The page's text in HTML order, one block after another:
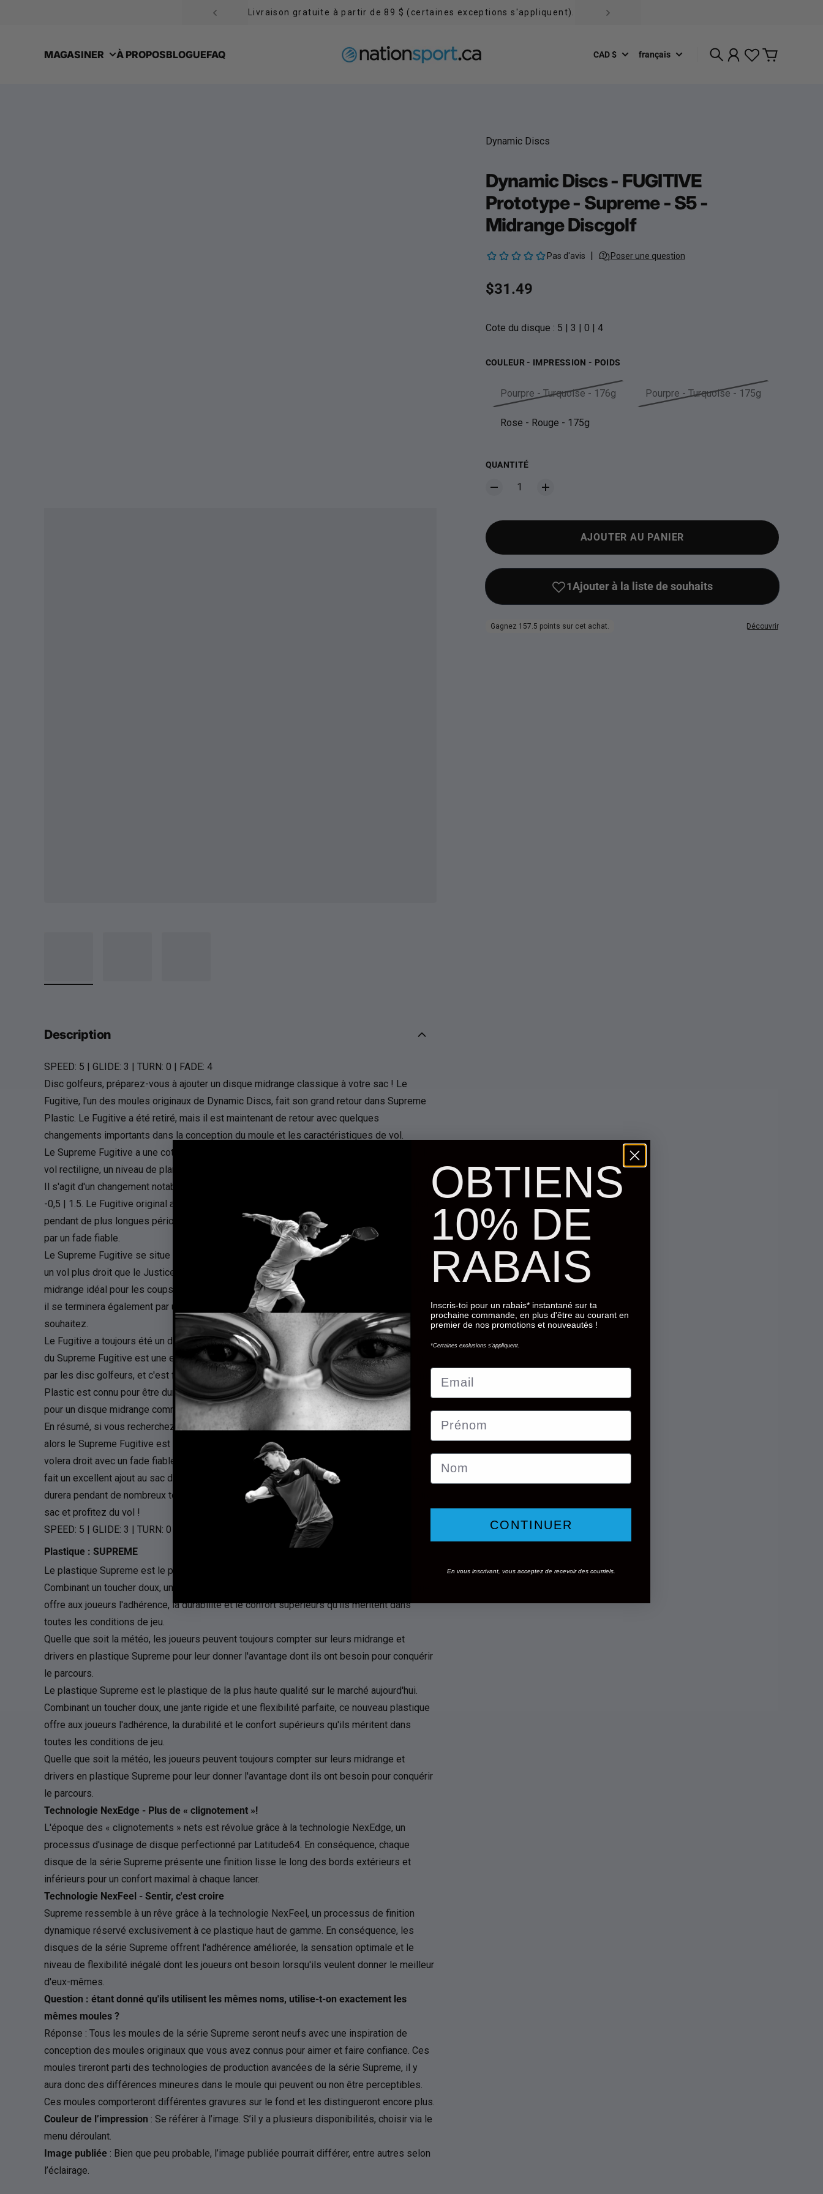
Livraison gratuite à partir de 89 $ (certaines exceptions s'appliquent).
MAGASINER À PROPOSBLOGUEFAQ CAD $ français
Recherche
Compte Panier
Dynamic Discs
Dynamic Discs - FUGITIVE
Prototype - Supreme - S5 -
Midrange Discgolf
Prix habituel
$31.49
Cote du disque : 5 | 3 | 0 | 4
COULEUR - IMPRESSION - POIDS
Pourpre - Turquoise - 176g Pourpre - Turquoise - 175g
Rose - Rouge - 175g
QUANTITÉ
AJOUTER AU PANIER
Description
SPEED: 5 | GLIDE: 3 | TURN: 0 | FADE: 4
Disc golfeurs, préparez-vous à ajouter un disque midrange classique à votre sac ! Le
Fugitive, l'un des moules originaux de Dynamic Discs, fait son grand retour dans Supreme
Plastic. Le Fugitive a été retiré, mais il est maintenant de retour avec quelques
changements importants dans la conception du moule et les caractéristiques de vol.
Le Supreme Fugitive a une cote de vol de 5 | 3 | 0 | 4. Cela signifie qu'il a une trajectoire de
vol rectiligne, un niveau de plané modéré, pas de virage et un fade fiable à la fin de son vol.
Il s'agit d'un changement notable par rapport à la cote de vol du Fugitive d'origine de 5 | 5 |
-0,5 | 1.5. Le Fugitive original avait un peu de virage, ce qui lui permettait de voler plus droit
pendant de plus longues périodes. Le Supreme Fugitive n'a pas de tour, et il se terminera
par un fade fiable.
Le Supreme Fugitive se situe bien entre le Justice et le Verdict en termes de stabilité. Il a
un vol plus droit que le Justice, mais plus fade que le Verdict. Cela en fait un disque
midrange idéal pour les coups nécessitant précision et contrôle. Il volera droit et vrai, mais
il se terminera également par un fade fiable, garantissant qu'il atterrira là où vous le
souhaitez.
Le Fugitive a toujours été un disque populaire parmi les fans de Dynamic Discs, et le retour
du Supreme Fugitive est une excellente nouvelle. Le Supreme Plastic a été bien accueilli
par les disc golfeurs, et c'est formidable de voir le Fugitive ajouté à la gamme. Le Supreme
Plastic est connu pour être durable et il offre un modèle de vol cohérent, ce qui est idéal
pour un disque midrange comme le Fugitive.
En résumé, si vous recherchez un disque midrange qui offre contrôle, précision et fiabilité,
alors le Supreme Fugitive est un excellent choix. Sa cote de vol de 5 | 3 | 0 | 4 signifie qu'il
volera droit avec un fade fiable. Sa stabilité se situe entre la justice et le verdict, ce qui en
fait un excellent ajout au sac de tout joueur. Le plastique suprême garantit que ce disque
durera pendant de nombreux tours à venir. Alors, préparez-vous à ajouter le Fugitive à votre
sac et profitez du vol !
SPEED: 5 | GLIDE: 3 | TURN: 0 | FADE: 4
Plastique : SUPREME
Le plastique Supreme est le plastique de la plus haute qualité sur le marché aujourd'hui.
Combinant un toucher doux, une jante rigide et une flexibilité parfaite, ce nouveau plastique
offre aux joueurs l'adhérence, la durabilité et le confort supérieurs qu'ils méritent dans
toutes les conditions de jeu.
Quelle que soit la météo, les joueurs peuvent toujours compter sur leurs midrange et
drivers en plastique Supreme pour leur donner l'avantage dont ils ont besoin pour conquérir
le parcours.
Le plastique Supreme est le plastique de la plus haute qualité sur le marché aujourd'hui.
Combinant un toucher doux, une jante rigide et une flexibilité parfaite, ce nouveau plastique
offre aux joueurs l'adhérence, la durabilité et le confort supérieurs qu'ils méritent dans
toutes les conditions de jeu.
Quelle que soit la météo, les joueurs peuvent toujours compter sur leurs midrange et
drivers en plastique Supreme pour leur donner l'avantage dont ils ont besoin pour conquérir
le parcours.
Technologie NexEdge - Plus de « clignotement »!
L'époque des « clignotements » nets est révolue grâce à la technologie NexEdge, un
processus d'usinage de disque perfectionné par Latitude64. En conséquence, chaque
disque de la série Supreme présente une finition lisse le long des bords extérieurs et
inférieurs pour un confort maximal à chaque lancer.
Technologie NexFeel - Sentir, c'est croire
Supreme ressemble à un rêve grâce à la technologie NexFeel, un processus de finition
dynamique réservé exclusivement à ce plastique haut de gamme. En conséquence, les
disques de la série Supreme offrent l'adhérence améliorée, la sensation optimale et le
niveau de flexibilité inégalé dont les joueurs ont besoin lorsqu'ils veulent donner le meilleur
d'eux-mêmes.
Question : étant donné qu'ils utilisent les mêmes noms, utilise-t-on exactement les
mêmes moules ?
Réponse : Tous les moules de la série Supreme seront neufs avec une inspiration de
conception des moules originaux que vous avez connus pour aimer et faire confiance. Ces
moules tireront parti des technologies de production avancées de la série Supreme, il y
aura donc des différences mineures dans le moule qui peuvent ou non être perceptibles.
Ces moules comporteront différentes gravures sur le fond et les distingueront encore plus.
Couleur de l’impression : Se référer à l’image. S’il y a plusieurs disponibilités, choisir via le
menu déroulant.
Image publiée : Bien que peu probable, l’image publiée pourrait différer, entre autres selon
l’éclairage.
OBTIENS
10% DE
RABAIS
Inscris-toi pour un rabais* instantané sur ta
prochaine commande, en plus d'être au courant en
premier de nos promotions et nouveautés !
*Certaines exclusions s'appliquent.
Email
Prénom
Nom
CONTINUER
En vous inscrivant, vous acceptez de recevoir des courriels.